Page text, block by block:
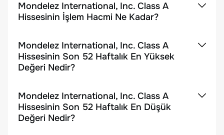
Mondelez International, Inc. Class A
Hissesinin İşlem Hacmi Ne Kadar?
Mondelez International, Inc. Class A
Hissesinin Son 52 Haftalık En Yüksek
Değeri Nedir?
Mondelez International, Inc. Class A
Hissesinin Son 52 Haftalık En Düşük
Değeri Nedir?